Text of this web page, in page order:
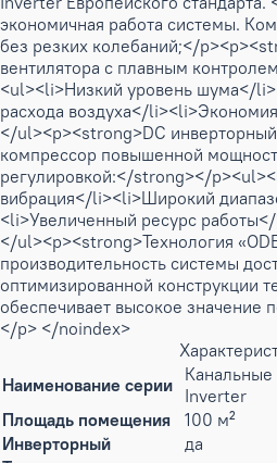
экономичная работа системы.
без резких колебаний;</
вентилятора с плавным
<ul><li>Низкий уровень шума</
расхода воздуха</
</ul><p><strong>DC
компрессор повышенной
регулировкой:</strong></
вибрация</li><li>Широкий
<li>Увеличенный ресурс
</ul><p><strong>Технология
производительность системы
оптимизированной конструкции
обеспечивает высокое значение
</p> </noindex>
Наименование серии Канальные
Inverter
Площадь помещения
100 м²
Инверторный
да